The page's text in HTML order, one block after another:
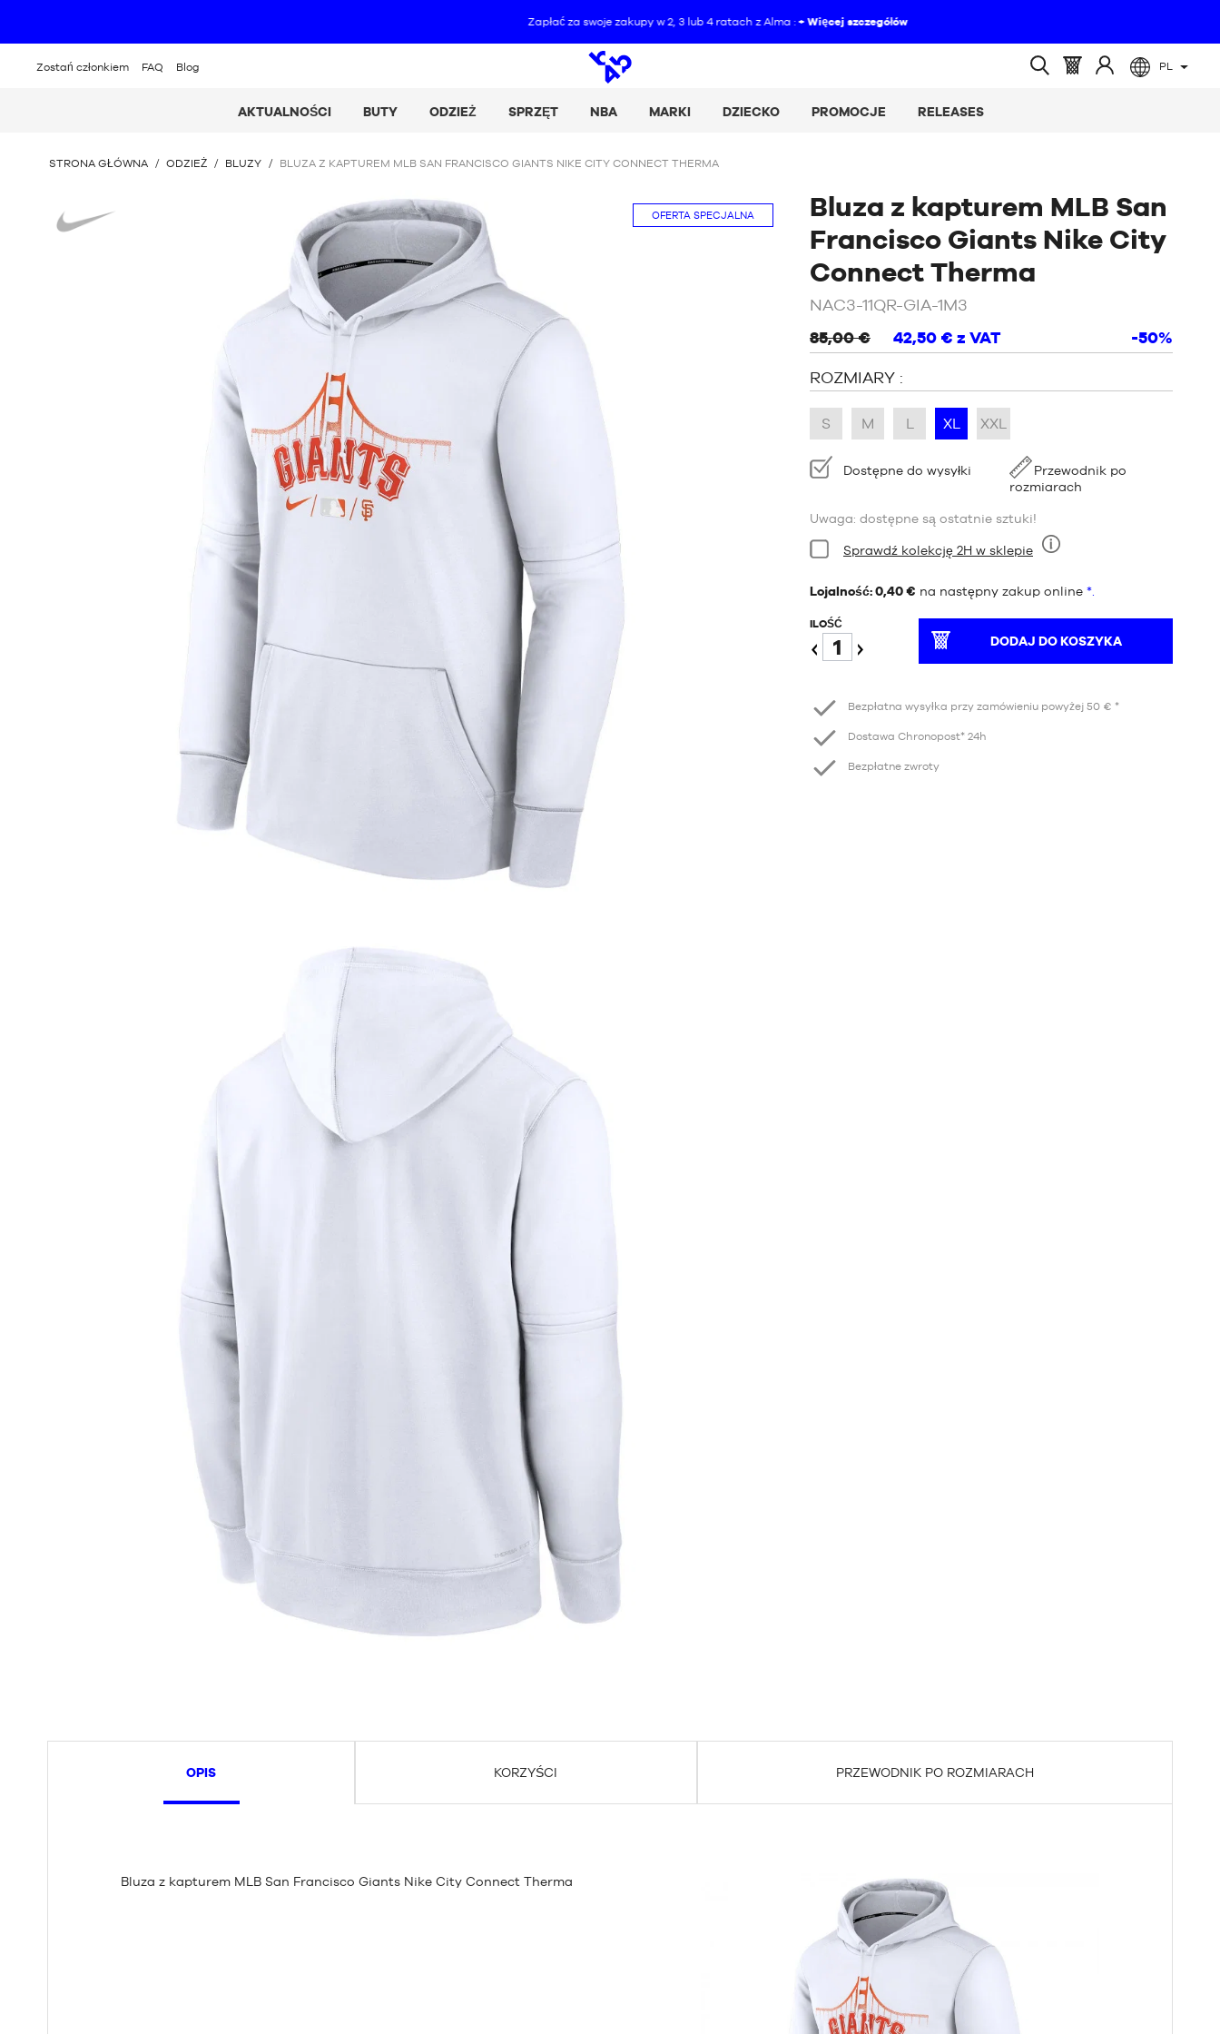
Zapłać za swoje zakupy w 2, 3 lub 4 ratach z Alma : + Więcej szczegółów
Zostań członkiem FAQ Blog PL
AKTUALNOŚCI BUTY ODZIEŻ SPRZĘT NBA MARKI DZIECKO PROMOCJE RELEASES
JESTEŚ
STRONA GŁÓWNA / ODZIEŻ / BLUZY / BLUZA Z KAPTUREM MLB SAN FRANCISCO GIANTS NIKE CITY CONNECT THERMA
Bluza z kapturem MLB San
Francisco Giants Nike City
Connect Therma
NAC3-11QR-GIA-1M3
85,00 €
42,50 € z VAT -50%
ROZMIARY :
S M L XL XXL
Dostępność:Dostępne do wysyłki
Przewodnik po
rozmiarach
Uwaga: dostępne są ostatnie sztuki!
Stan:
Dziewięć
Sprawdź kolekcję 2H w sklepie
Lojalność: 0,40 € na następny zakup online *.
ILOŚĆ
DODAJ DO KOSZYKA
Bezpłatna wysyłka przy zamówieniu powyżej 50 € *
Dostawa Chronopost* 24h
Bezpłatne zwroty
OFERTA SPECJALNA
OPIS
Bluza z kapturem MLB San Francisco Giants Nike City Connect Therma
KORZYŚCI PRZEWODNIK PO ROZMIARACH